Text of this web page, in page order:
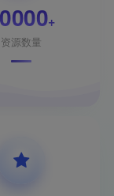
+
资源数量